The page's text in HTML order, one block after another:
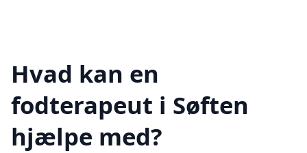
Hvad kan en
fodterapeut i Søften
hjælpe med?